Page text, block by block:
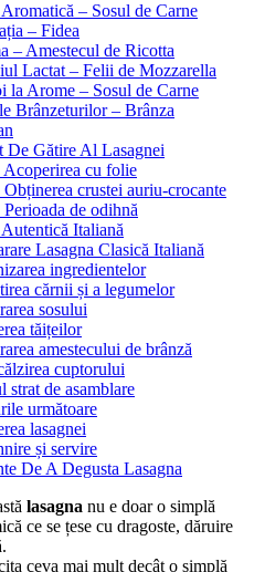
– Sosul de Carne
– Fidea
– Amestecul de Ricotta
Lactat – Felii de Mozzarella
la Arome – Sosul de Carne
Brânzeturilor – Brânza
De Gătire Al Lasagnei
Acoperirea cu folie
Obținerea crustei auriu-crocante
Perioada de odihnă
Italiană
Lasagna Clasică Italiană
ingredientelor
cărnii și a legumelor
sosului
tăițeilor
amestecului de brânză
cuptorului
strat de asamblare
următoare
lasagnei
și servire
De A Degusta Lasagna
lasagna nu e doar o simplă
ce se țese cu dragoste, dăruire
ceva mai mult decât o simplă